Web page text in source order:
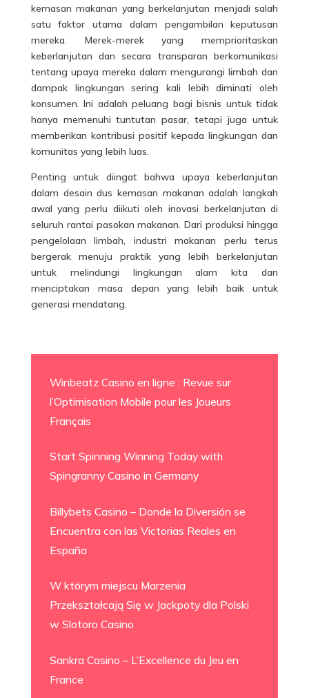
kemasan makanan yang berkelanjutan menjadi salah
satu faktor utama dalam pengambilan keputusan
mereka. Merek-merek yang memprioritaskan
keberlanjutan dan secara transparan berkomunikasi
tentang upaya mereka dalam mengurangi limbah dan
dampak lingkungan sering kali lebih diminati oleh
konsumen. Ini adalah peluang bagi bisnis untuk tidak
hanya memenuhi tuntutan pasar, tetapi juga untuk
memberikan kontribusi positif kepada lingkungan dan
komunitas yang lebih luas.
Penting untuk diingat bahwa upaya keberlanjutan
dalam desain dus kemasan makanan adalah langkah
awal yang perlu diikuti oleh inovasi berkelanjutan di
seluruh rantai pasokan makanan. Dari produksi hingga
pengelolaan limbah, industri makanan perlu terus
bergerak menuju praktik yang lebih berkelanjutan
untuk melindungi lingkungan alam kita dan
menciptakan masa depan yang lebih baik untuk
generasi mendatang.
Winbeatz Casino en ligne : Revue sur
l’Optimisation Mobile pour les Joueurs
Français
Start Spinning Winning Today with
Spingranny Casino in Germany
Billybets Casino – Donde la Diversión se
Encuentra con las Victorias Reales en
España
W którym miejscu Marzenia
Przekształcają Się w Jackpoty dla Polski
w Slotoro Casino
Sankra Casino – L’Excellence du Jeu en
France